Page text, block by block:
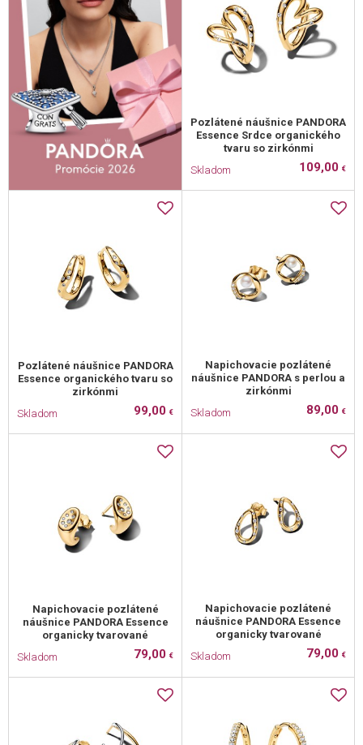
Pozlátené náušnice PANDORA
Essence Srdce organického
tvaru so zirkónmi
Skladom
109,00 €
Pozlátené náušnice PANDORA
Essence organického tvaru so
zirkónmi
Skladom
99,00 €
Napichovacie pozlátené
náušnice PANDORA s perlou a
zirkónmi
Skladom
89,00 €
Napichovacie pozlátené
náušnice PANDORA Essence
organicky tvarované
Skladom
79,00 €
Napichovacie pozlátené
náušnice PANDORA Essence
organicky tvarované
Skladom
79,00 €